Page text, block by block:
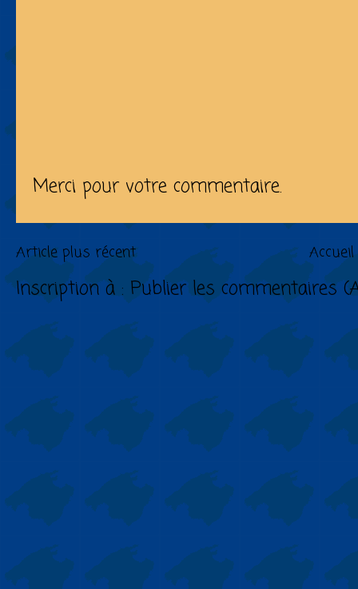
Merci pour votre commentaire.
Article plus récent Accueil
Inscription à : Publier les commentaires